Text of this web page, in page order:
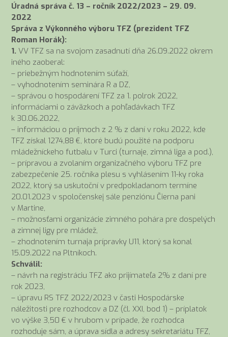
Úradná správa č. 13 – ročník 2022/2023 – 29. 09.
2022
Správa z Výkonného výboru TFZ (prezident TFZ
Roman Horák):
1. VV TFZ sa na svojom zasadnutí dňa 26.09.2022 okrem
iného zaoberal:
– priebežným hodnotením súťaží,
– vyhodnotením seminára R a DZ,
– správou o hospodárení TFZ za 1. polrok 2022,
informáciami o záväzkoch a pohľadávkach TFZ
k 30.06.2022,
– informáciou o príjmoch z 2 % z daní v roku 2022, kde
TFZ získal 1274,88 €, ktoré budú použité na podporu
mládežníckeho futbalu v Turci (turnaje, zimná liga a pod.),
– prípravou a zvolaním organizačného výboru TFZ pre
zabezpečenie 25. ročníka plesu s vyhlásením 11-ky roka
2022, ktorý sa uskutoční v predpokladanom termíne
20.01.2023 v spoločenskej sále penziónu Čierna pani
v Martine,
– možnosťami organizácie zimného pohára pre dospelých
a zimnej ligy pre mládež,
– zhodnotením turnaja prípravky U11, ktorý sa konal
15.09.2022 na Pltníkoch.
Schválil:
– návrh na registráciu TFZ ako prijímateľa 2% z daní pre
rok 2023,
– úpravu RS TFZ 2022/2023 v časti Hospodárske
náležitosti pre rozhodcov a DZ (čl. XXI, bod 1) – príplatok
vo výške 3,50 € v hrubom v prípade, že rozhodca
rozhoduje sám, a úprava sídla a adresy sekretariátu TFZ,